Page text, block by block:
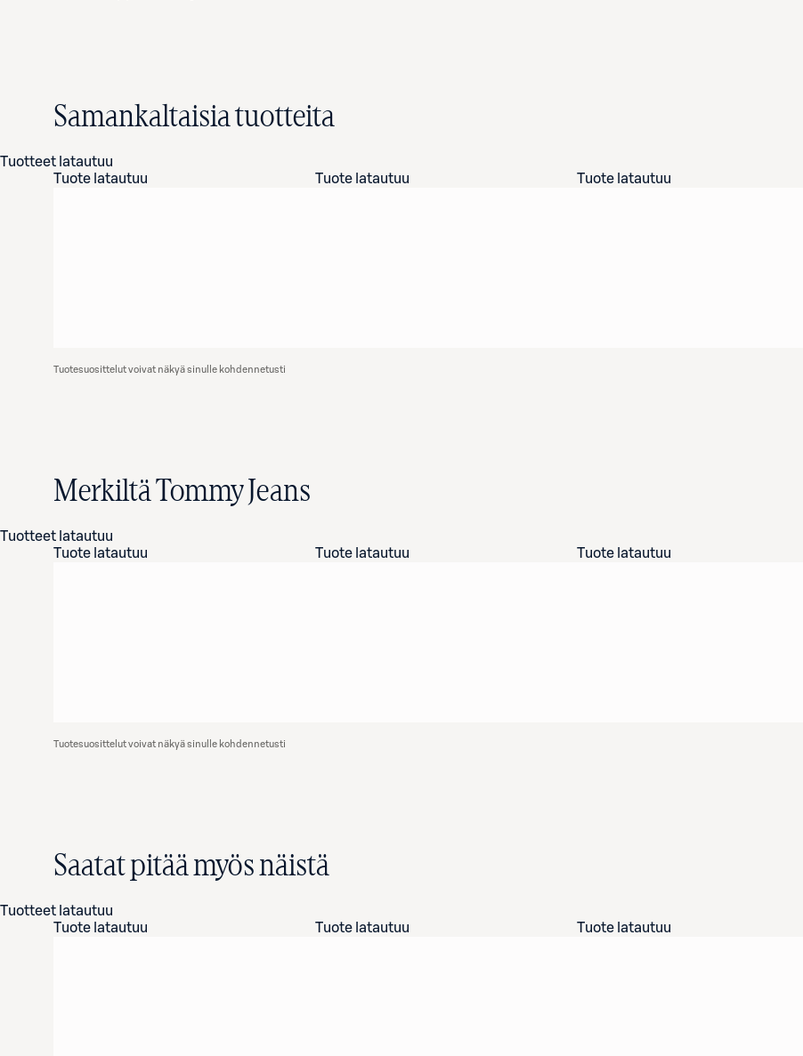
Samankaltaisia tuotteita
Tuotteet latautuu
Tuote latautuu
Tuote latautuu Tuote latautuu
Tuotesuosittelut voivat näkyä sinulle kohdennetusti
Merkiltä Tommy Jeans
Tuotteet latautuu
Tuote latautuu
Tuote latautuu Tuote latautuu
Tuotesuosittelut voivat näkyä sinulle kohdennetusti
Saatat pitää myös näistä
Tuotteet latautuu
Tuote latautuu
Tuote latautuu Tuote latautuu